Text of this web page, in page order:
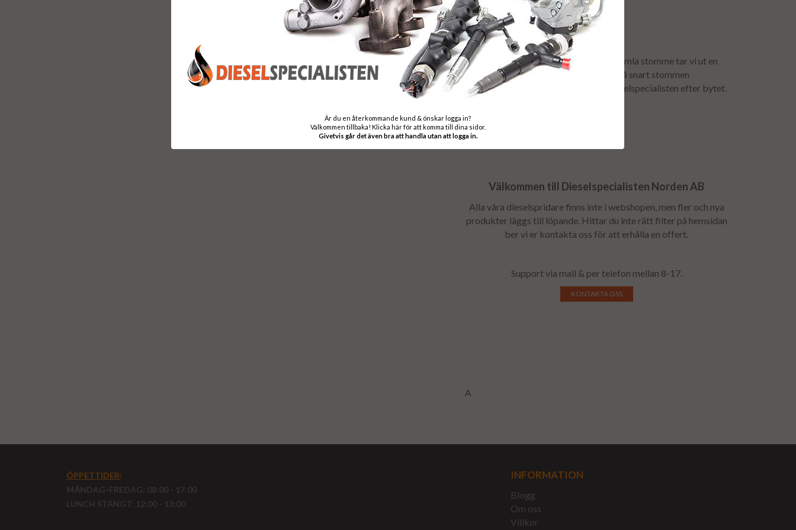
12 månaders garanti.
Stomavgift
Som en säkerhet för att få tillbaka er gamla stomme tar vi ut en
stomavgift, stomavgiften återbetalas så snart stommen
returneras - Returfrakten bokas av dieselspecialisten efter bytet.
Välkommen till Dieselspecialisten Norden AB
Alla våra dieselspridare finns inte i webshopen, men fler och nya
produkter läggs till löpande. Hittar du inte rätt filter på hemsidan
ber vi er kontakta oss för att erhålla en offert.
Support via mail & per telefon mellan 8-17.
KONTAKTA OSS
A
ÖPPETTIDER:
MÅNDAG-FREDAG: 08:00 - 17:00
LUNCH STÄNGT: 12:00 - 13:00
INFORMATION
Blogg
Om oss
Villkor
Är du en återkommande kund & önskar logga in?
Välkommen tillbaka! Klicka här för att komma till dina sidor.
Givetvis går det även bra att handla utan att logga in.